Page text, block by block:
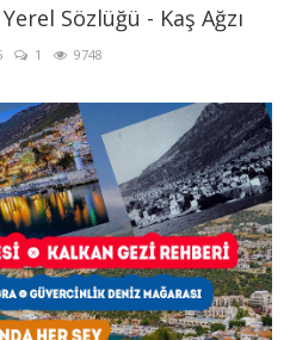
Sözlüğü - Kaş Ağzı
1 9748